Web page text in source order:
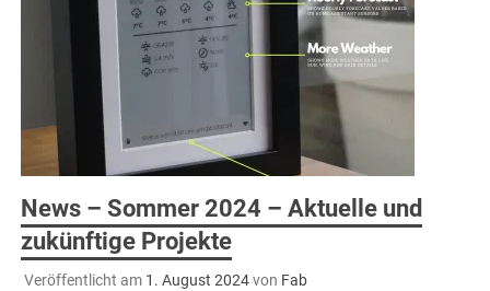
News – Sommer 2024 – Aktuelle und
zukünftige Projekte
Veröffentlicht am 1. August 2024von Fab